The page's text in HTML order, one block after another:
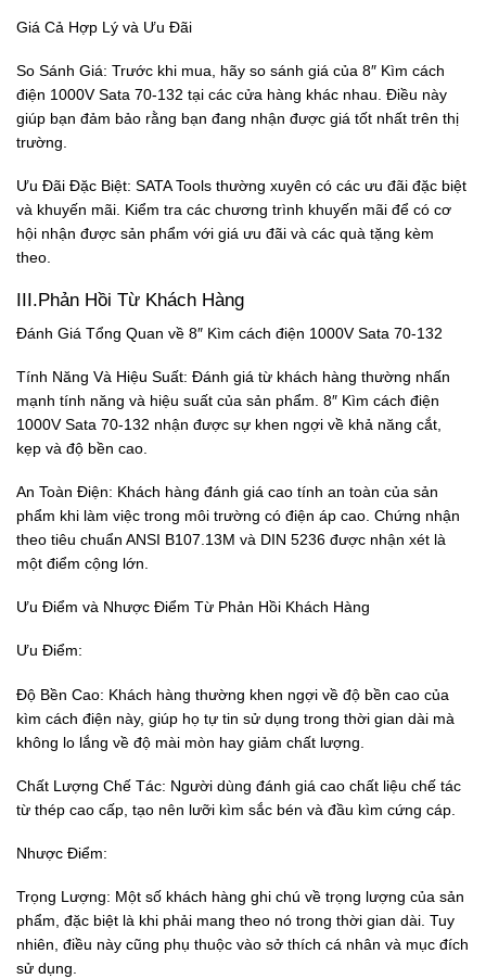
Giá Cả Hợp Lý và Ưu Đãi
So Sánh Giá: Trước khi mua, hãy so sánh giá của 8″ Kìm cách
điện 1000V Sata 70-132 tại các cửa hàng khác nhau. Điều này
giúp bạn đảm bảo rằng bạn đang nhận được giá tốt nhất trên thị
trường.
Ưu Đãi Đặc Biệt: SATA Tools thường xuyên có các ưu đãi đặc biệt
và khuyến mãi. Kiểm tra các chương trình khuyến mãi để có cơ
hội nhận được sản phẩm với giá ưu đãi và các quà tặng kèm
theo.
III.Phản Hồi Từ Khách Hàng
Đánh Giá Tổng Quan về 8″ Kìm cách điện 1000V Sata 70-132
Tính Năng Và Hiệu Suất: Đánh giá từ khách hàng thường nhấn
mạnh tính năng và hiệu suất của sản phẩm. 8″ Kìm cách điện
1000V Sata 70-132 nhận được sự khen ngợi về khả năng cắt,
kẹp và độ bền cao.
An Toàn Điện: Khách hàng đánh giá cao tính an toàn của sản
phẩm khi làm việc trong môi trường có điện áp cao. Chứng nhận
theo tiêu chuẩn ANSI B107.13M và DIN 5236 được nhận xét là
một điểm cộng lớn.
Ưu Điểm và Nhược Điểm Từ Phản Hồi Khách Hàng
Ưu Điểm:
Độ Bền Cao: Khách hàng thường khen ngợi về độ bền cao của
kìm cách điện này, giúp họ tự tin sử dụng trong thời gian dài mà
không lo lắng về độ mài mòn hay giảm chất lượng.
Chất Lượng Chế Tác: Người dùng đánh giá cao chất liệu chế tác
từ thép cao cấp, tạo nên lưỡi kìm sắc bén và đầu kìm cứng cáp.
Nhược Điểm:
Trọng Lượng: Một số khách hàng ghi chú về trọng lượng của sản
phẩm, đặc biệt là khi phải mang theo nó trong thời gian dài. Tuy
nhiên, điều này cũng phụ thuộc vào sở thích cá nhân và mục đích
sử dụng.